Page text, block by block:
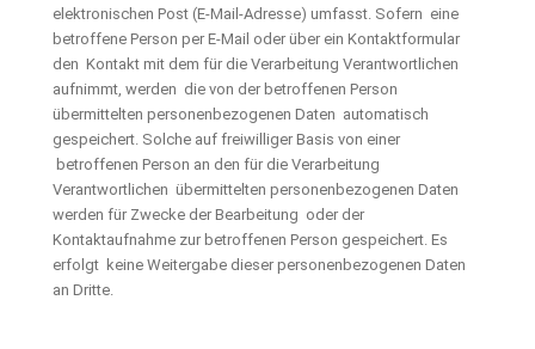
elektronischen Post (E-Mail-Adresse) umfasst. Sofern eine
betroffene Person per E-Mail oder über ein Kontaktformular
den Kontakt mit dem für die Verarbeitung Verantwortlichen
aufnimmt, werden die von der betroffenen Person
übermittelten personenbezogenen Daten automatisch
gespeichert. Solche auf freiwilliger Basis von einer
betroffenen Person an den für die Verarbeitung
Verantwortlichen übermittelten personenbezogenen Daten
werden für Zwecke der Bearbeitung oder der
Kontaktaufnahme zur betroffenen Person gespeichert. Es
erfolgt keine Weitergabe dieser personenbezogenen Daten
an Dritte.